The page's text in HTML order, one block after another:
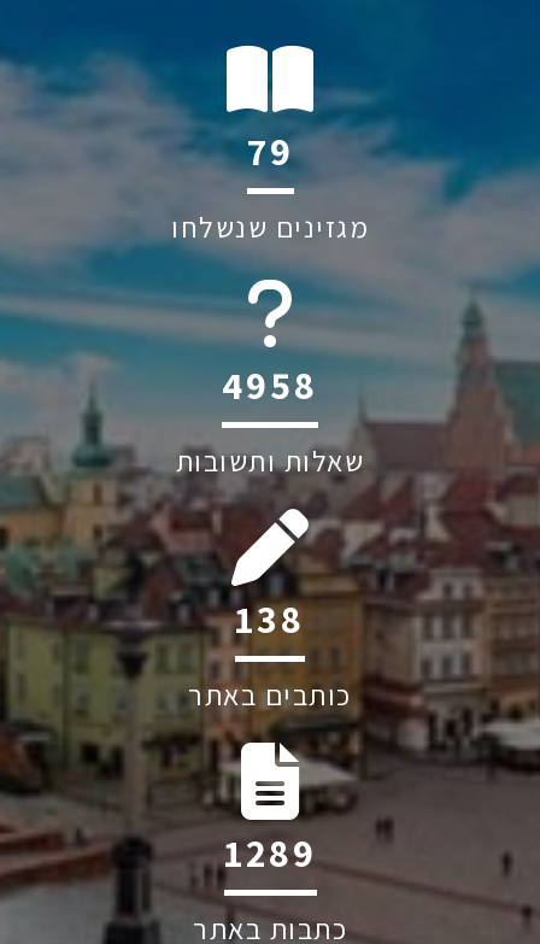
110
מגזינים שנשלחו
6045
שאלות ותשובות
192
כותבים באתר
1787
כתבות באתר